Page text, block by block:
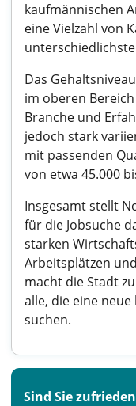
kaufmännischen
eine Vielzahl von
Das
im oberen
Branche und
jedoch stark
mit passenden
von etwa 45.000
Insgesamt stellt
für die Jobsuche
starken
Arbeitsplätzen
macht die Stadt
alle, die eine
suchen.
Sind Sie